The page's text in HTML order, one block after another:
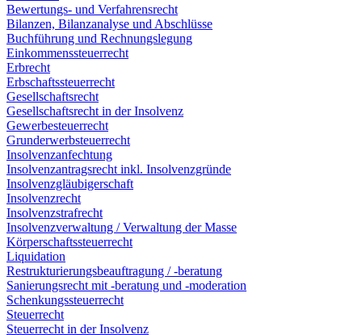
Bewertungs- und Verfahrensrecht
Bilanzen, Bilanzanalyse und Abschlüsse
Buchführung und Rechnungslegung
Einkommenssteuerrecht
Erbrecht
Erbschaftssteuerrecht
Gesellschaftsrecht
Gesellschaftsrecht in der Insolvenz
Gewerbesteuerrecht
Grunderwerbsteuerrecht
Insolvenzanfechtung
Insolvenzantragsrecht inkl. Insolvenzgründe
Insolvenzgläubigerschaft
Insolvenzrecht
Insolvenzstrafrecht
Insolvenzverwaltung / Verwaltung der Masse
Körperschaftssteuerrecht
Liquidation
Restrukturierungsbeauftragung / -beratung
Sanierungsrecht mit -beratung und -moderation
Schenkungssteuerrecht
Steuerrecht
Steuerrecht in der Insolvenz